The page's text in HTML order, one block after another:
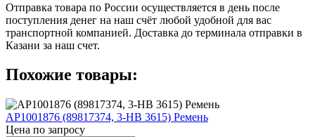
Отправка товара по России осуществляется в день после
поступления денег на наш счёт любой удобной для вас
транспортной компанией. Доставка до терминала отправки в
Казани за наш счет.
Похожие товары:
AP1001876 (89817374, 3-HB 3615) Ремень
Цена по запросу